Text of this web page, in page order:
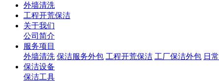
外墙清洗
工程开荒保洁
关于我们
公司简介
服务项目
外墙清洗 保洁服务外包 工程开荒保洁 工厂保洁外包 日
保洁设备
保洁工具